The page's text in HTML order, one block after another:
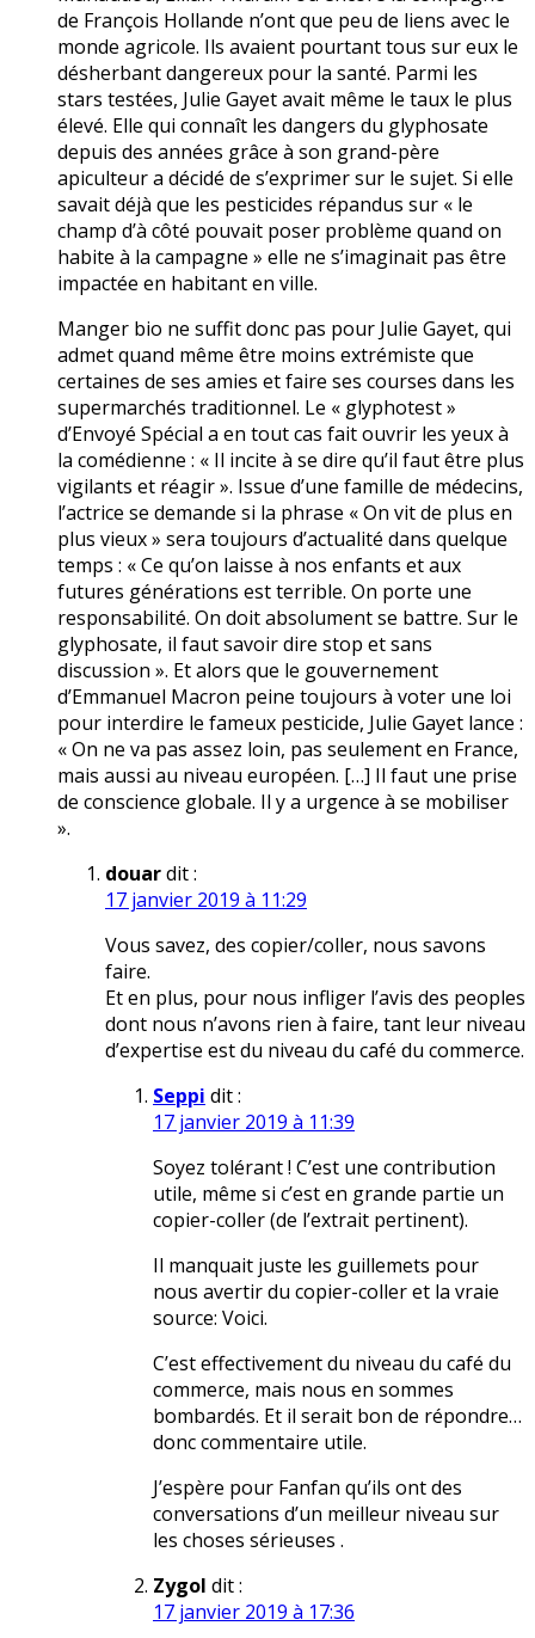
de François Hollande n’ont que peu de liens avec le
monde agricole. Ils avaient pourtant tous sur eux le
désherbant dangereux pour la santé. Parmi les
stars testées, Julie Gayet avait même le taux le plus
élevé. Elle qui connaît les dangers du glyphosate
depuis des années grâce à son grand-père
apiculteur a décidé de s’exprimer sur le sujet. Si elle
savait déjà que les pesticides répandus sur « le
champ d’à côté pouvait poser problème quand on
habite à la campagne » elle ne s’imaginait pas être
impactée en habitant en ville.
Manger bio ne suffit donc pas pour Julie Gayet, qui
admet quand même être moins extrémiste que
certaines de ses amies et faire ses courses dans les
supermarchés traditionnel. Le « glyphotest »
d’Envoyé Spécial a en tout cas fait ouvrir les yeux à
la comédienne : « Il incite à se dire qu’il faut être plus
vigilants et réagir ». Issue d’une famille de médecins,
l’actrice se demande si la phrase « On vit de plus en
plus vieux » sera toujours d’actualité dans quelque
temps : « Ce qu’on laisse à nos enfants et aux
futures générations est terrible. On porte une
responsabilité. On doit absolument se battre. Sur le
glyphosate, il faut savoir dire stop et sans
discussion ». Et alors que le gouvernement
d’Emmanuel Macron peine toujours à voter une loi
pour interdire le fameux pesticide, Julie Gayet lance :
« On ne va pas assez loin, pas seulement en France,
mais aussi au niveau européen. […] Il faut une prise
de conscience globale. Il y a urgence à se mobiliser
».
douardit :
17 janvier 2019 à 11:29
Vous savez, des copier/coller, nous savons
faire.
Et en plus, pour nous infliger l’avis des peoples
dont nous n’avons rien à faire, tant leur niveau
d’expertise est du niveau du café du commerce.
Seppi dit :
17 janvier 2019 à 11:39
Soyez tolérant ! C’est une contribution
utile, même si c’est en grande partie un
copier-coller (de l’extrait pertinent).
Il manquait juste les guillemets pour
nous avertir du copier-coller et la vraie
source: Voici.
C’est effectivement du niveau du café du
commerce, mais nous en sommes
bombardés. Et il serait bon de répondre…
donc commentaire utile.
J’espère pour Fanfan qu’ils ont des
conversations d’un meilleur niveau sur
les choses sérieuses .
Zygol dit :
17 janvier 2019 à 17:36